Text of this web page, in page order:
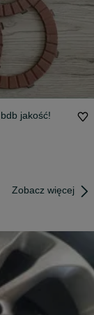
jakość!
Zobacz więcej